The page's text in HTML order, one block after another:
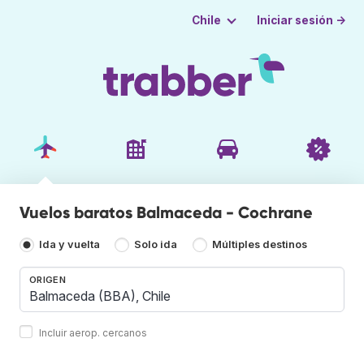
Chile Iniciar sesión →
Vuelos baratos Balmaceda - Cochrane
Ida y vuelta Solo ida Múltiples destinos
ORIGEN
Incluir aerop. cercanos